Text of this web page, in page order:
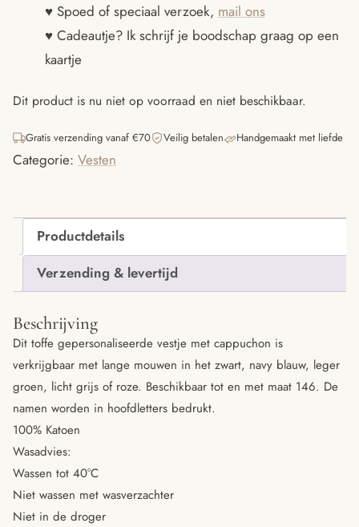
♥ Spoed of speciaal verzoek, mail ons
♥ Cadeautje? Ik schrijf je boodschap graag op een
kaartje
Dit product is nu niet op voorraad en niet beschikbaar.
Gratis verzending vanaf €70 Veilig betalen Handgemaakt met liefde
Categorie: Vesten
Productdetails
Verzending & levertijd
Beschrijving
Dit toffe gepersonaliseerde vestje met cappuchon is
verkrijgbaar met lange mouwen in het zwart, navy blauw, leger
groen, licht grijs of roze. Beschikbaar tot en met maat 146. De
namen worden in hoofdletters bedrukt.
100% Katoen
Wasadvies:
Wassen tot 40°C
Niet wassen met wasverzachter
Niet in de droger